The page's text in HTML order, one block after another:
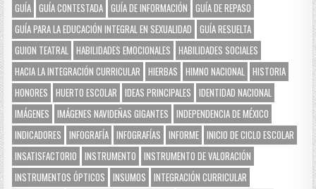
GUÍA GUÍA CONTESTADA GUÍA DE INFORMACIÓN
GUÍA DE REPASO
GUÍA PARA LA EDUCACIÓN INTEGRAL EN SEXUALIDAD
GUÍA RESUELTA
GUION TEATRAL HABILIDADES EMOCIONALES
HABILIDADES SOCIALES
HACIA LA INTEGRACIÓN CURRICULAR
HIERBAS HIMNO NACIONAL HISTORIA
HONORES
HUERTO ESCOLAR IDEAS PRINCIPALES
IDENTIDAD NACIONAL
IMÁGENES
IMÁGENES NAVIDEÑAS GIGANTES
INDEPENDENCIA DE MÉXICO
INDICADORES
INFOGRAFÍA INFOGRAFÍAS INFORME INICIO DE CICLO ESCOLAR
INSATISFACTORIO
INSTRUMENTO
INSTRUMENTO DE VALORACIÓN
INSTRUMENTOS ÓPTICOS
INSUMOS
INTEGRACIÓN CURRICULAR